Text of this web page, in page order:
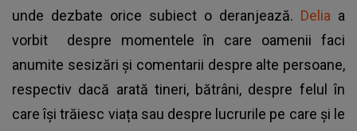
unde dezbate orice subiect o deranjează. Delia a
vorbit despre momentele în care oamenii faci
anumite sesizări și comentarii despre alte persoane,
respectiv dacă arată tineri, bătrâni, despre felul în
care își trăiesc viața sau despre lucrurile pe care și le